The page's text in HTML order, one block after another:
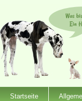
Startseite